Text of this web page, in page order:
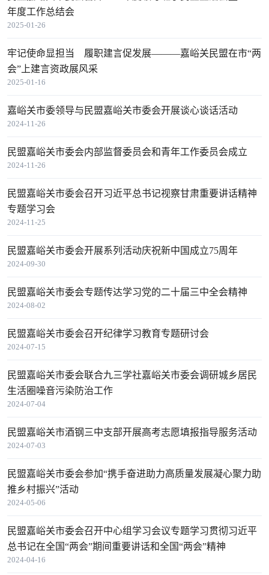
2025-01-26
年度工作总结会
2025-01-16
牢记使命显担当 履职建言促发展———嘉峪关民盟在市“两
会”上建言资政展风采
2024-11-26
嘉峪关市委领导与民盟嘉峪关市委会开展谈心谈话活动
2024-11-26
民盟嘉峪关市委会内部监督委员会和青年工作委员会成立
2024-11-25
民盟嘉峪关市委会召开习近平总书记视察甘肃重要讲话精神
专题学习会
2024-09-30
民盟嘉峪关市委会开展系列活动庆祝新中国成立75周年
2024-08-02
民盟嘉峪关市委会专题传达学习党的二十届三中全会精神
2024-07-15
民盟嘉峪关市委会召开纪律学习教育专题研讨会
2024-07-04
民盟嘉峪关市委会联合九三学社嘉峪关市委会调研城乡居民
生活圈噪音污染防治工作
2024-07-03
民盟嘉峪关市酒钢三中支部开展高考志愿填报指导服务活动
2024-05-06
民盟嘉峪关市委会参加“携手奋进助力高质量发展凝心聚力助
推乡村振兴”活动
2024-04-16
民盟嘉峪关市委会召开中心组学习会议专题学习贯彻习近平
总书记在全国“两会”期间重要讲话和全国“两会”精神